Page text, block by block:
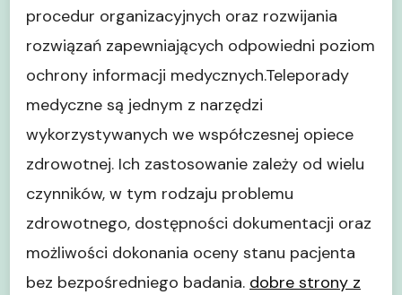
procedur organizacyjnych oraz rozwijania
rozwiązań zapewniających odpowiedni poziom
ochrony informacji medycznych.Teleporady
medyczne są jednym z narzędzi
wykorzystywanych we współczesnej opiece
zdrowotnej. Ich zastosowanie zależy od wielu
czynników, w tym rodzaju problemu
zdrowotnego, dostępności dokumentacji oraz
możliwości dokonania oceny stanu pacjenta
bez bezpośredniego badania. dobre strony z